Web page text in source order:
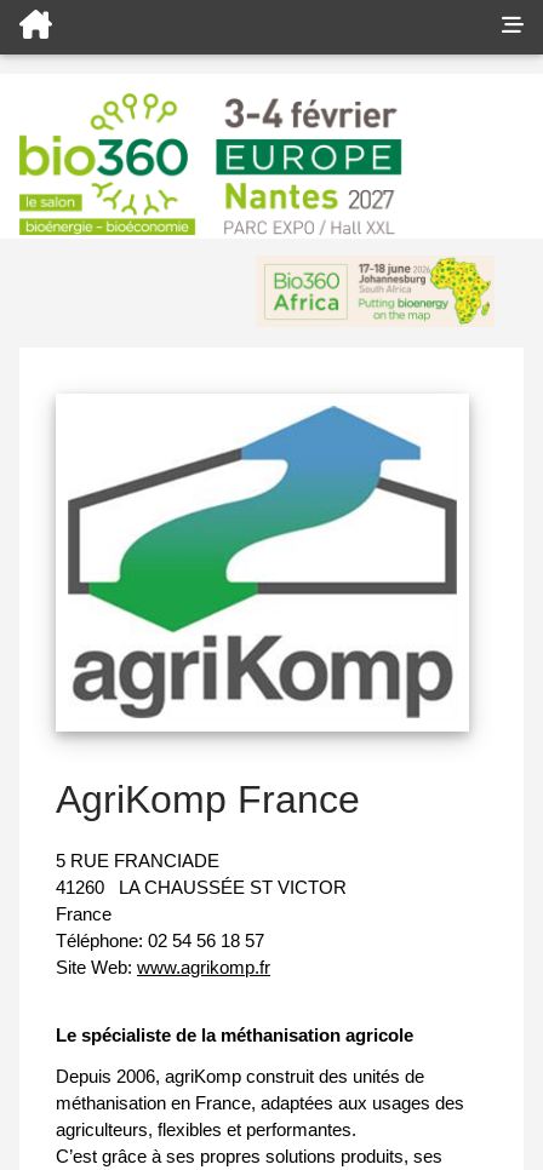
AgriKomp France
5 RUE FRANCIADE
41260
LA CHAUSSÉE ST VICTOR
France
Téléphone: 02 54 56 18 57
Site Web: www.agrikomp.fr
Le spécialiste de la méthanisation agricole
Depuis 2006, agriKomp construit des unités de
méthanisation en France, adaptées aux usages des
agriculteurs, flexibles et performantes.
C’est grâce à ses propres solutions produits, ses